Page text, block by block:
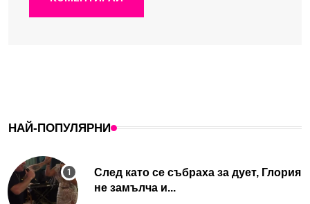
НАЙ-ПОПУЛЯРНИ
След като се събраха за дует, Глория
не замълча и...